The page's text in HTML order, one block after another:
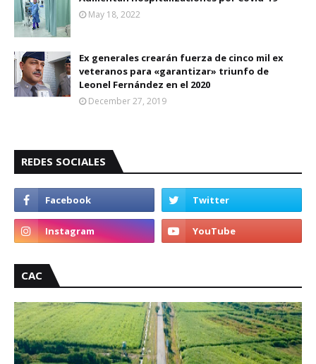
May 18, 2022
Ex generales crearán fuerza de cinco mil ex
veteranos para «garantizar» triunfo de
Leonel Fernández en el 2020
December 27, 2019
REDES SOCIALES
CAC